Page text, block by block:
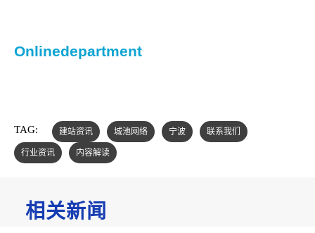
Onlinedepartment
TAG: 建站资讯 城池网络 宁波
联系我们
行业资讯
内容解读
相关新闻